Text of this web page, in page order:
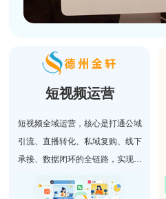
短视频运营
短视频全域运营，核心是打通公域
引流、直播转化、私域复购、线下
承接、数据闭环的全链路，实现多
化运营。